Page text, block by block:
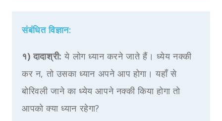
संबंधित विज्ञान:
१) दादाश्री:ये लोग ध्यान करने जाते हैं। ध्येय नक्की
कर न, तो उसका ध्यान अपने आप होगा। यहाँ से
बोरिवली जाने का ध्येय आपने नक्की किया होगा तो
आपको क्या ध्यान रहेगा?